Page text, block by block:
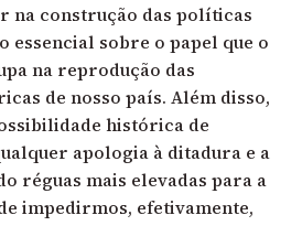
na construção das políticas
essencial sobre o papel que o
na reprodução das
de nosso país. Além disso,
histórica de
apologia à ditadura e a
réguas mais elevadas para a
impedirmos, efetivamente,